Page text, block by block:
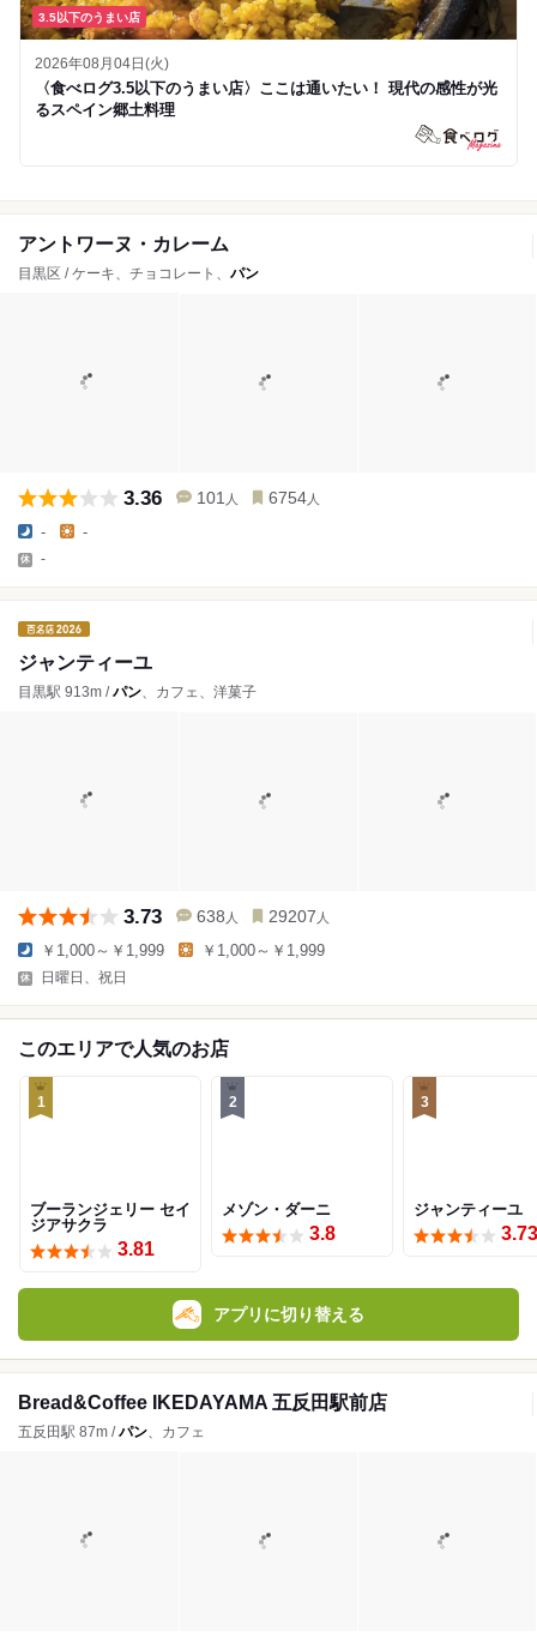
3.5以下のうまい店
2026年08月04日(火)
〈食べログ3.5以下のうまい店〉ここは通いたい！ 現代の感性が光
るスペイン郷土料理
アントワーヌ・カレーム
目黒区 / ケーキ、チョコレート、 パン
3.36 101 人 6754 人
- -
-
ジャンティーユ
目黒駅 913m /パン、カフェ、洋菓子
3.73 638 人 29207 人
￥1,000～￥1,999 ￥1,000～￥1,999
日曜日、祝日
このエリアで人気のお店
1
ブーランジェリー セイ
ジアサクラ
3.81
2
メゾン・ダーニ
3.8
3
ジャンティーユ
3.73
アプリに切り替える
Bread&Coffee IKEDAYAMA 五反田駅前店
五反田駅 87m /パン、カフェ